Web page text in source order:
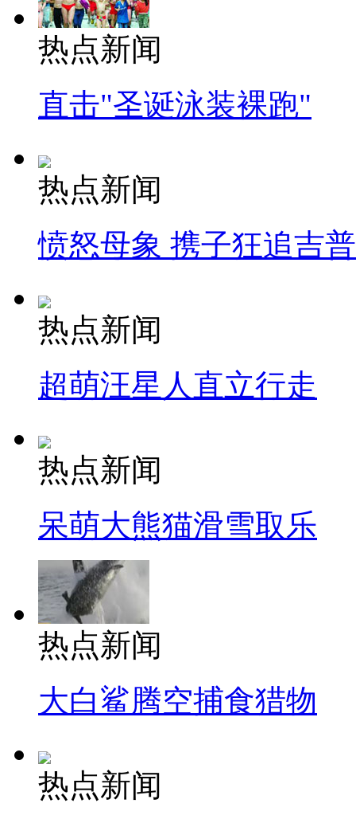
热点新闻
直击"圣诞泳装裸跑"
热点新闻
愤怒母象 携子狂追吉
热点新闻
超萌汪星人直立行走
热点新闻
呆萌大熊猫滑雪取乐
热点新闻
大白鲨腾空捕食猎物
热点新闻